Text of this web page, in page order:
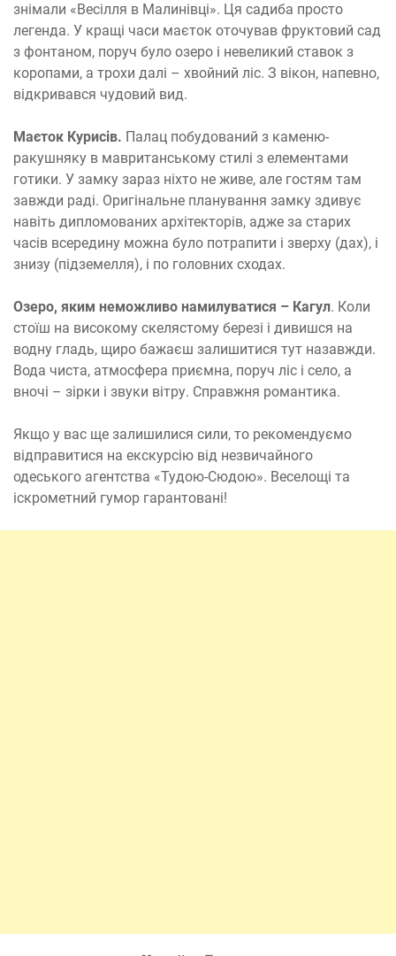
знімали «Весілля в Малинівці». Ця садиба просто
легенда. У кращі часи маєток оточував фруктовий сад
з фонтаном, поруч було озеро і невеликий ставок з
коропами, а трохи далі – хвойний ліс. З вікон, напевно,
відкривався чудовий вид.
Маєток Курисів. Палац побудований з каменю-
ракушняку в мавританському стилі з елементами
готики. У замку зараз ніхто не живе, але гостям там
завжди раді. Оригінальне планування замку здивує
навіть дипломованих архітекторів, адже за старих
часів всередину можна було потрапити і зверху (дах), і
знизу (підземелля), і по головних сходах.
Озеро, яким неможливо намилуватися – Кагул. Коли
стоїш на високому скелястому березі і дивишся на
водну гладь, щиро бажаєш залишитися тут назавжди.
Вода чиста, атмосфера приємна, поруч ліс і село, а
вночі – зірки і звуки вітру. Справжня романтика.
Якщо у вас ще залишилися сили, то рекомендуємо
відправитися на екскурсію від незвичайного
одеського агентства «Тудою-Сюдою». Веселощі та
іскрометний гумор гарантовані!